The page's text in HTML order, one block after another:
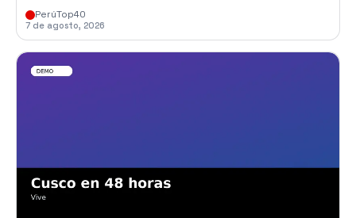
PerúTop40
7 de agosto, 2026